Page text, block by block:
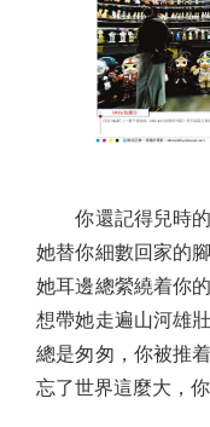
你還記得兒時的
她替你細數回家的
她耳邊總縈繞着你
想帶她走遍山河雄
總是匆匆，你被推
忘了世界這麼大，